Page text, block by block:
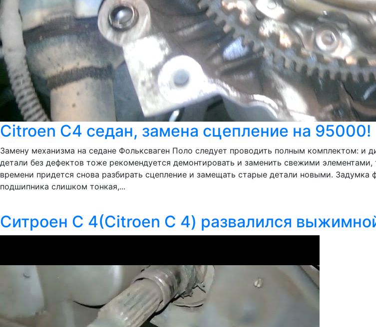
Citroen C4 седан, замена сцепление на 95000!
Замену механизма на седане Фольксваген Поло следует проводить полным комплектом:
детали без дефектов тоже рекомендуется демонтировать и заменить свежими
времени придется снова разбирать сцепление и замещать старые детали новыми.
подшипника слишком тонкая,...
Ситроен С 4(Citroen C 4) развалился